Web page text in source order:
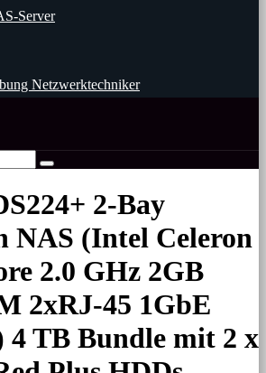
Server
Netzwerktechniker
2-Bay
NAS (Intel Celeron
2.0 GHz 2GB
2xRJ-45 1GbE
TB Bundle mit 2 x